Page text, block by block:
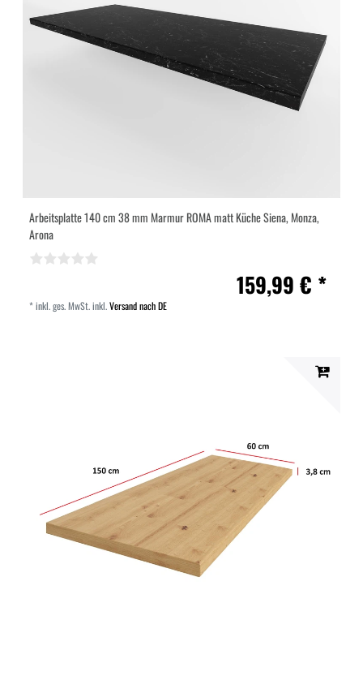
Arbeitsplatte 140 cm 38 mm Marmur ROMA matt Küche Siena, Monza,
Arona
159,99 € *
*inkl. ges. MwSt.inkl.Versand nach DE